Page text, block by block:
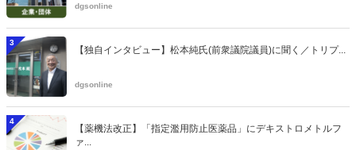
dgsonline
3
【独自インタビュー】松本純氏(前衆議院議員)に聞く／トリプ...
dgsonline
4
【薬機法改正】「指定濫用防止医薬品」にデキストロメトルフ
ァ...